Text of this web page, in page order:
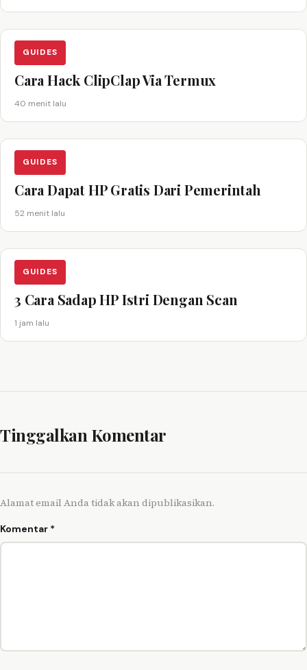
GUIDES
Cara Hack ClipClap Via Termux
40 menit lalu
GUIDES
Cara Dapat HP Gratis Dari Pemerintah
52 menit lalu
GUIDES
3 Cara Sadap HP Istri Dengan Scan
1 jam lalu
Tinggalkan Komentar
Alamat email Anda tidak akan dipublikasikan.
Komentar *